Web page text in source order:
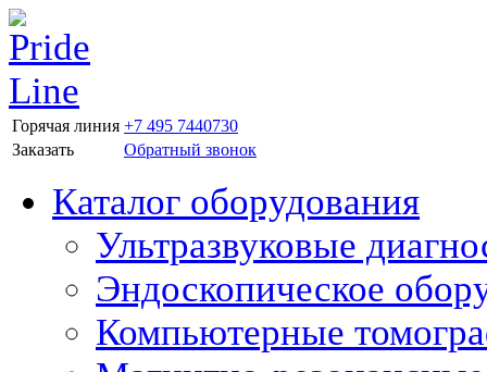
Горячая линия +7 495 7440730
Заказать
Обратный звонок
Каталог оборудования
Ультразвуковые
Эндоскопическое
Компьютерные